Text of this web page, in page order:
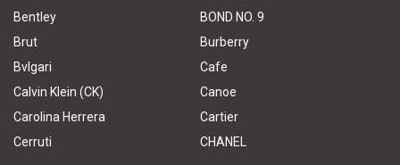
Bentley
BOND NO. 9
Brut
Burberry
Bvlgari
Cafe
Calvin Klein (CK)
Canoe
Carolina Herrera
Cartier
Cerruti
CHANEL